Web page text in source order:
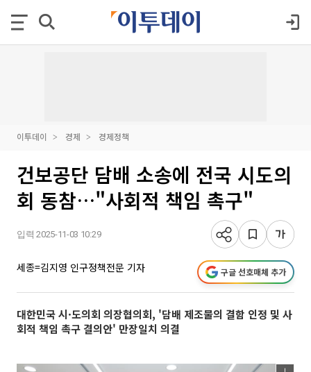
이투데이 경제 경제정책
건보공단 담배 소송에 전국 시도의
회 동참…"사회적 책임 촉구"
입력 2025-11-03 10:29
세종=김지영 인구정책전문 기자 구글 선호매체 추가
대한민국 시·도의회 의장협의회, '담배 제조물의 결함 인정 및 사
회적 책임 촉구 결의안' 만장일치 의결